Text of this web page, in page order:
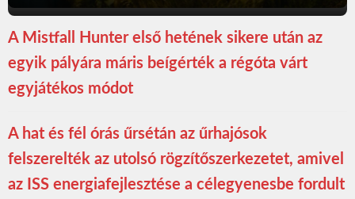
A Mistfall Hunter első hetének sikere után az
egyik pályára máris beígérték a régóta várt
egyjátékos módot
A hat és fél órás űrsétán az űrhajósok
felszerelték az utolsó rögzítőszerkezetet, amivel
az ISS energiafejlesztése a célegyenesbe fordult